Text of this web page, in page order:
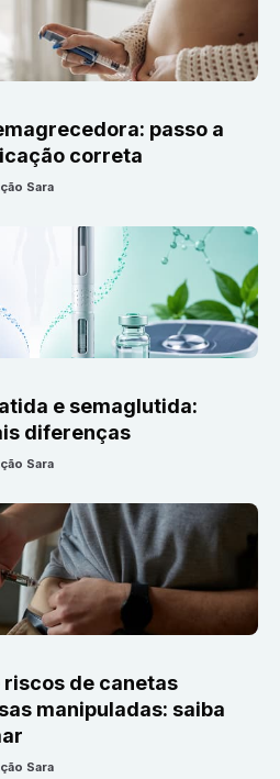
passo a
correta
Sara
e semaglutida:
diferenças
Sara
de canetas
manipuladas: saiba
Sara